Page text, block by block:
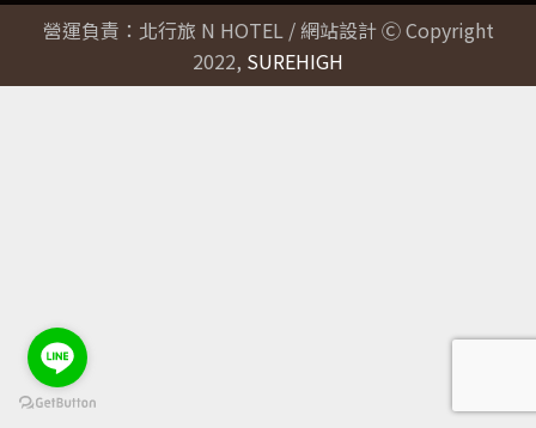
營運負責：北行旅 N HOTEL / 網站設計 Ⓒ Copyright
2022, SUREHIGH